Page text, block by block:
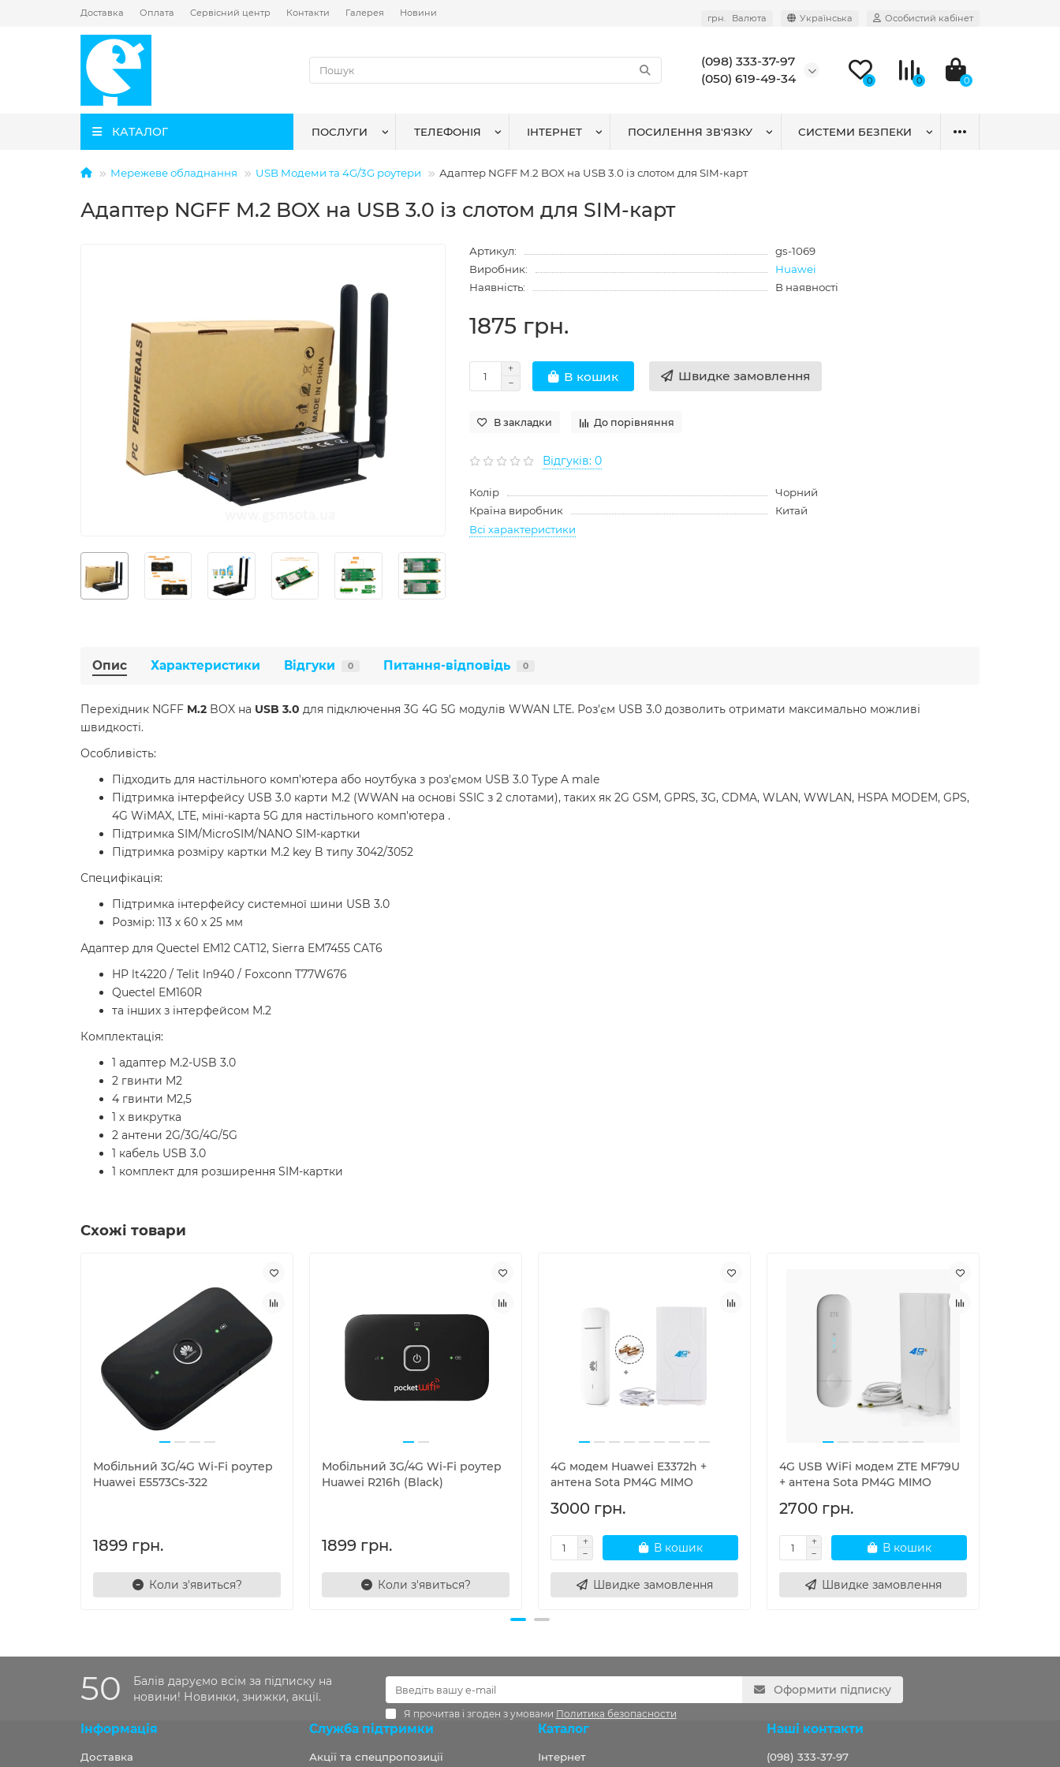
Доставка Оплата Сервісний центр Контакти Галерея Новини грн. Валюта Українська Особистий кабінет
(098) 333-37-97
(050) 619-49-34
0 0 0
КАТАЛОГ ПОСЛУГИ ТЕЛЕФОНІЯ ІНТЕРНЕТ ПОСИЛЕННЯ ЗВ'ЯЗКУ СИСТЕМИ БЕЗПЕКИ
Мережеве обладнання USB Модеми та 4G/3G роутери Адаптер NGFF M.2 BOX на USB 3.0 із слотом для SIM-карт
Адаптер NGFF M.2 BOX на USB 3.0 із слотом для SIM-карт
Артикул:
gs-1069
Виробник:
Huawei
Наявність:
В наявності
1875 грн.
В кошик Швидке замовлення
В закладки До порівняння
Відгуків: 0
Колір
Чорний
Країна виробник
Китай
Всі характеристики
Опис Характеристики Відгуки 0 Питання-відповідь 0
Перехідник NGFF M.2 BOX на USB 3.0 для підключення 3G 4G 5G модулів WWAN LTE. Роз'єм USB 3.0 дозволить отримати максимально можливі
швидкості.
Особливість:
Підходить для настільного комп'ютера або ноутбука з роз'ємом USB 3.0 Type A male
Підтримка інтерфейсу USB 3.0 карти M.2 (WWAN на основі SSIC з 2 слотами), таких як 2G GSM, GPRS, 3G, CDMA, WLAN, WWLAN, HSPA MODEM, GPS,
4G WiMAX, LTE, міні-карта 5G для настільного комп'ютера .
Підтримка SIM/MicroSIM/NANO SIM-картки
Підтримка розміру картки M.2 key B типу 3042/3052
Специфікація:
Підтримка інтерфейсу системної шини USB 3.0
Розмір: 113 х 60 х 25 мм
Адаптер для Quectel EM12 CAT12, Sierra EM7455 CAT6
HP lt4220 / Telit ln940 / Foxconn T77W676
Quectel EM160R
та інших з інтерфейсом M.2
Комплектація:
1 адаптер M.2-USB 3.0
2 гвинти M2
4 гвинти M2,5
1 х викрутка
2 антени 2G/3G/4G/5G
1 кабель USB 3.0
1 комплект для розширення SIM-картки
Схожі товари
Мобільний 3G/4G Wi-Fi роутер
Huawei E5573Cs-322
1899 грн.
Коли з'явиться?
Мобільний 3G/4G Wi-Fi роутер
Huawei R216h (Black)
1899 грн.
Коли з'явиться?
4G модем Huawei E3372h +
антена Sota PM4G MIMO
3000 грн.
В кошик
Швидке замовлення
4G USB WiFi модем ZTE MF79U
+ антена Sota PM4G MIMO
2700 грн.
В кошик
Швидке замовлення
50
Балів даруємо всім за підписку на
новини! Новинки, знижки, акції.
Оформити підписку
Я прочитав і згоден з умовами Политика безопасности
Інформація
Доставка
Служба підтримки
Акції та спецпропозиції
Каталог
Інтернет
Наші контакти
(098) 333-37-97